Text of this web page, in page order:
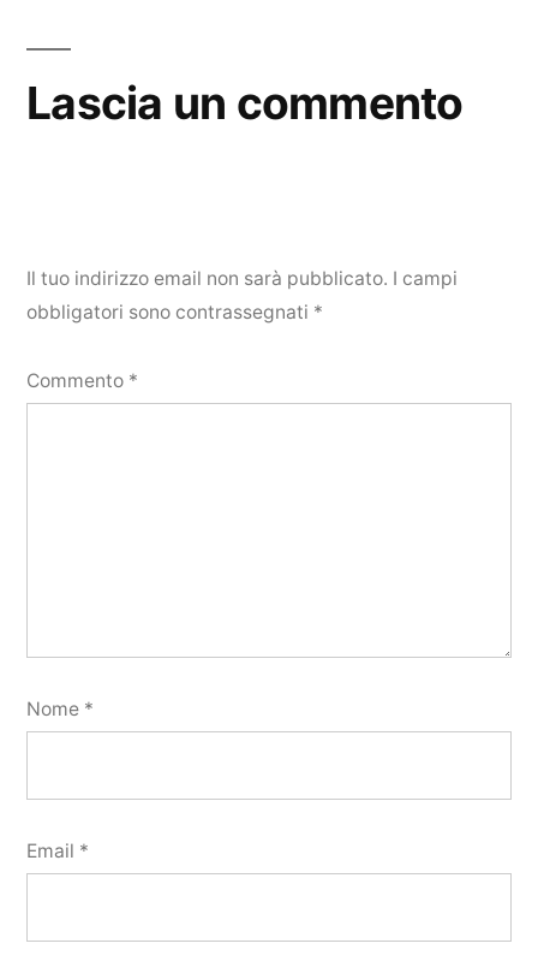
Lascia un commento
Il tuo indirizzo email non sarà pubblicato. I campi
obbligatori sono contrassegnati *
Commento *
Nome *
Email *